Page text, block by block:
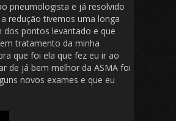
pneumologista e já resolvido
redução tivemos uma longa
dos pontos levantado e que
tratamento da minha
que foi ela que fez eu ir ao
de já bem melhor da ASMA foi
novos exames e que eu